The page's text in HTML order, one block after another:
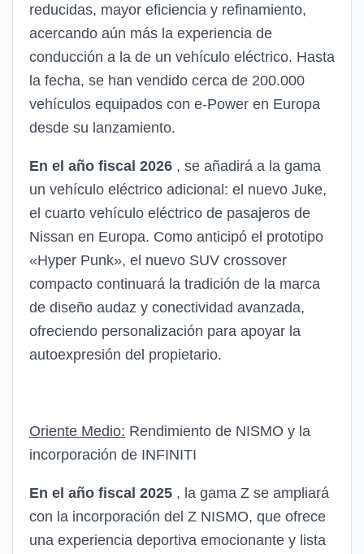
reducidas, mayor eficiencia y refinamiento,
acercando aún más la experiencia de
conducción a la de un vehículo eléctrico. Hasta
la fecha, se han vendido cerca de 200.000
vehículos equipados con e-Power en Europa
desde su lanzamiento.
En el año fiscal 2026 , se añadirá a la gama
un vehículo eléctrico adicional: el nuevo Juke,
el cuarto vehículo eléctrico de pasajeros de
Nissan en Europa. Como anticipó el prototipo
«Hyper Punk», el nuevo SUV crossover
compacto continuará la tradición de la marca
de diseño audaz y conectividad avanzada,
ofreciendo personalización para apoyar la
autoexpresión del propietario.
Oriente Medio: Rendimiento de NISMO y la
incorporación de INFINITI
En el año fiscal 2025 , la gama Z se ampliará
con la incorporación del Z NISMO, que ofrece
una experiencia deportiva emocionante y lista